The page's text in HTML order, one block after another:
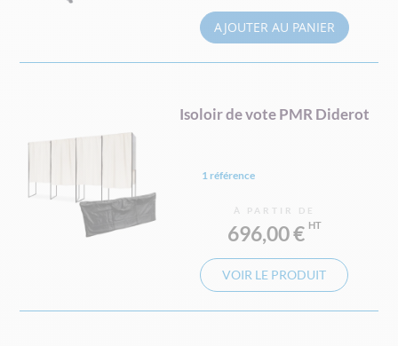
AJOUTER AU PANIER
Isoloir de vote PMR Diderot
1 référence
À PARTIR DE
696,00 €
VOIR LE PRODUIT